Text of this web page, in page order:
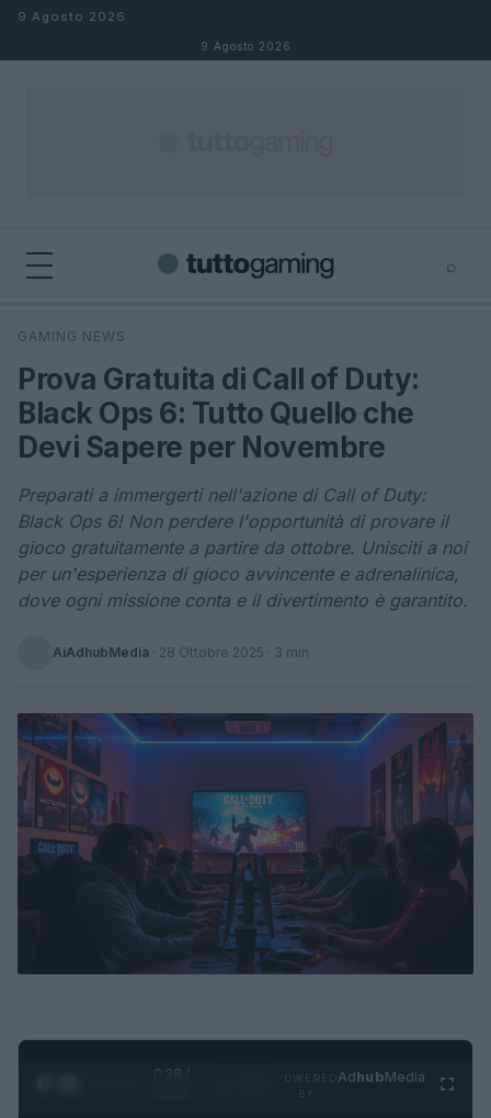
Salta al contenuto
9 Agosto 2026
9 Agosto 2026
⌕
Cerca
GAMING NEWS
Prova Gratuita di Call of Duty:
Black Ops 6: Tutto Quello che
Devi Sapere per Novembre
Preparati a immergerti nell'azione di Call of Duty:
Black Ops 6! Non perdere l'opportunità di provare il
gioco gratuitamente a partire da ottobre. Unisciti a noi
per un'esperienza di gioco avvincente e adrenalinica,
dove ogni missione conta e il divertimento è garantito.
AiAdhubMedia · 28 Ottobre 2025 · 3 min
0:29 /
AdhubMedia